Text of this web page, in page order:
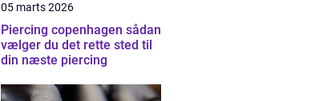
05 marts 2026
Piercing copenhagen sådan
vælger du det rette sted til
din næste piercing